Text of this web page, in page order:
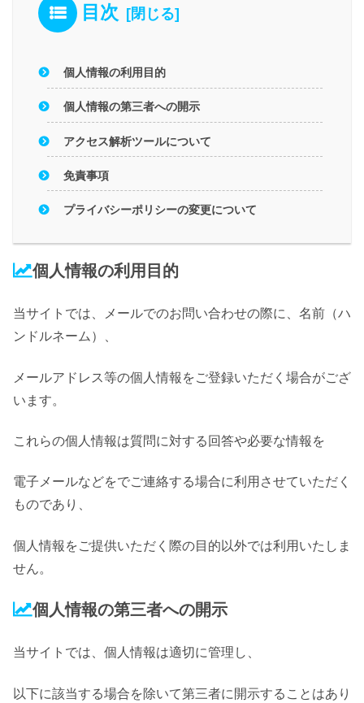
目次
個人情報の利用目的
個人情報の第三者への開示
アクセス解析ツールについて
免責事項
プライバシーポリシーの変更について
個人情報の利用目的
当サイトでは、メールでのお問い合わせの際に、名前（ハ
ンドルネーム）、
メールアドレス等の個人情報をご登録いただく場合がござ
います。
これらの個人情報は質問に対する回答や必要な情報を
電子メールなどをでご連絡する場合に利用させていただく
ものであり、
個人情報をご提供いただく際の目的以外では利用いたしま
せん。
個人情報の第三者への開示
当サイトでは、個人情報は適切に管理し、
以下に該当する場合を除いて第三者に開示することはあり